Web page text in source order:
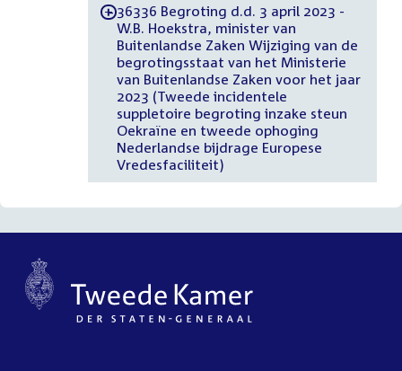
-36336 Begroting d.d. 3 april 2023 -
W.B. Hoekstra, minister van
Buitenlandse Zaken Wijziging van de
begrotingsstaat van het Ministerie
van Buitenlandse Zaken voor het jaar
2023 (Tweede incidentele
suppletoire begroting inzake steun
Oekraïne en tweede ophoging
Nederlandse bijdrage Europese
Vredesfaciliteit)